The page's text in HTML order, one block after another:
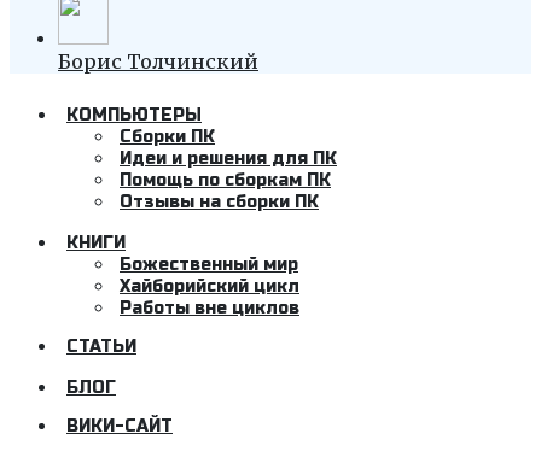
Борис Толчинский
КОМПЬЮТЕРЫ
Cборки ПК
Идеи и решения для ПК
Помощь по сборкам ПК
Отзывы на сборки ПК
КНИГИ
Божественный мир
Хайборийский цикл
Работы вне циклов
СТАТЬИ
БЛОГ
ВИКИ-САЙТ